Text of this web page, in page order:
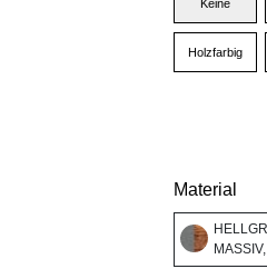
Keine
Holzfarbig
Material